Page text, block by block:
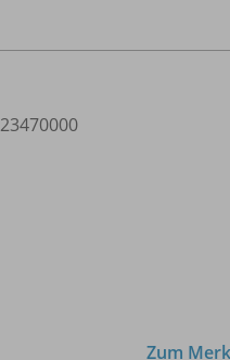
23470000
Zum